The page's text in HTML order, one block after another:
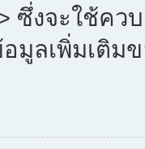
ซึ่งจะใช้ค
ลเพิ่มเติม